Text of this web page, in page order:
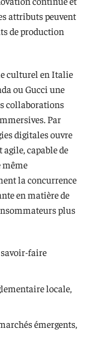
attributs peuvent
de production
culturel en Italie
ou Gucci une
collaborations
Par
digitales ouvre
capable de
même
la concurrence
en matière de
plus
faire
locale,
émergents,